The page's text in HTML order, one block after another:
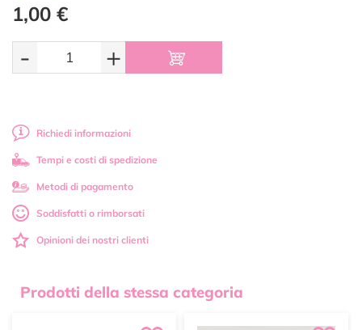
1,00 €
- +
Richiedi informazioni
Tempi e costi di spedizione
Metodi di pagamento
Soddisfatti o rimborsati
Opinioni dei nostri clienti
Prodotti della stessa categoria